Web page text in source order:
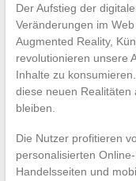
Der Aufstieg der
Veränderungen im
Augmented Reality,
revolutionieren unsere
Inhalte zu
diese neuen Realitäten
bleiben.
Die Nutzer profitieren
personalisierten
Handelsseiten und